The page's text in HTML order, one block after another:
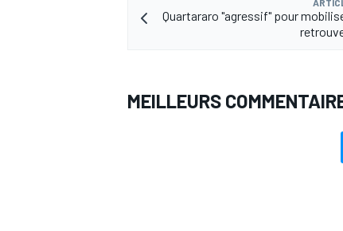
Quartararo "agressif" pour
MEILLEURS